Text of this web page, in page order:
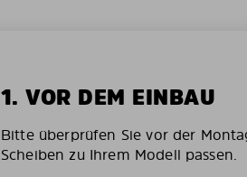
1. VOR DEM EINBAU
Bitte überprüfen Sie vor der
Scheiben zu Ihrem Modell passen.